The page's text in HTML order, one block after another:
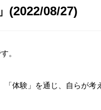
(2022/08/27)
。
体験」を通じ、自らが考